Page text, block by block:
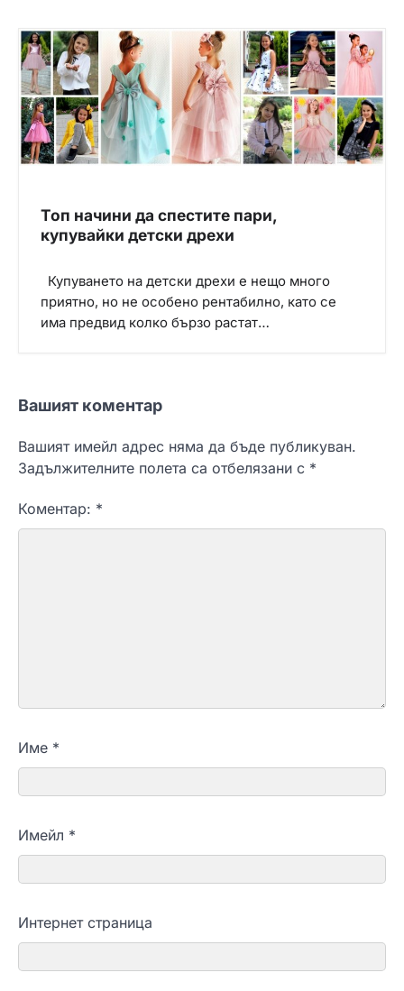
Топ начини да спестите пари,
купувайки детски дрехи
Купуването на детски дрехи е нещо много
приятно, но не особено рентабилно, като се
има предвид колко бързо растат…
Вашият коментар
Вашият имейл адрес няма да бъде публикуван.
Задължителните полета са отбелязани с *
Коментар: *
Име *
Имейл *
Интернет страница